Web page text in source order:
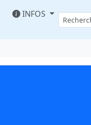
INFOS